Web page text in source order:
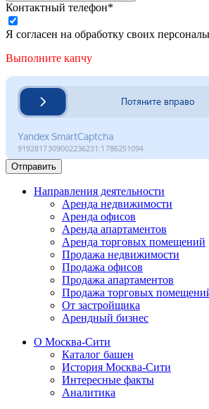
Контактный телефон*
Я согласен на обработку своих
Выполните капчу
Отправить
Направления деятельности
Аренда недвижимости
Аренда офисов
Аренда апартаментов
Аренда торговых помещений
Продажа недвижимости
Продажа офисов
Продажа апартаментов
Продажа торговых
От застройщика
Арендный бизнес
О Москва-Сити
Каталог башен
История Москва-Сити
Интересные факты
Аналитика